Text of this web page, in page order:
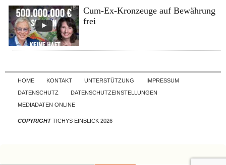
Cum-Ex-Kronzeuge auf Bewährung
frei
Skip to content
HOME KONTAKT UNTERSTÜTZUNG
IMPRESSUM
DATENSCHUTZ
DATENSCHUTZEINSTELLUNGEN
MEDIADATEN ONLINE
COPYRIGHTTICHYS EINBLICK 2026